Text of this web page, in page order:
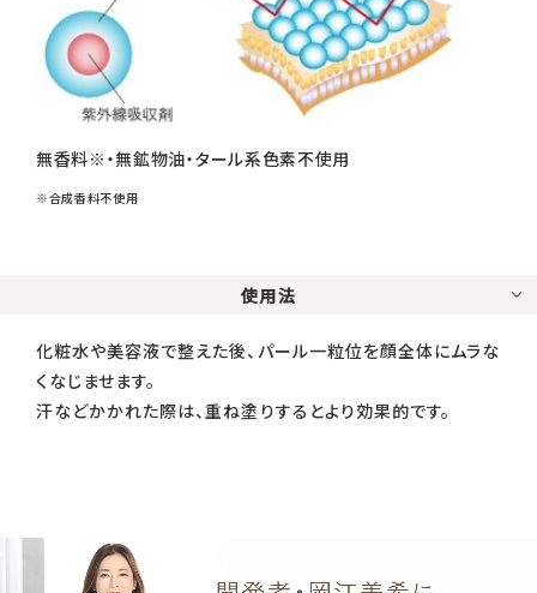
無香料※・無鉱物油・タール系色素不使用
※合成香料不使用
使用法
化粧水や美容液で整えた後、パール一粒位を顔全体にムラな
くなじませます。
汗などかかれた際は、重ね塗りするとより効果的です。